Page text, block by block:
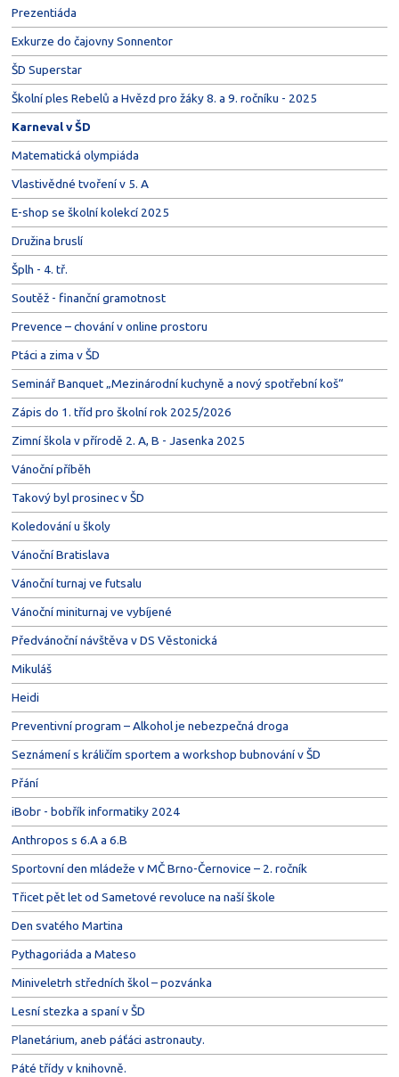
Prezentiáda
Exkurze do čajovny Sonnentor
ŠD Superstar
Školní ples Rebelů a Hvězd pro žáky 8. a 9. ročníku - 2025
Karneval v ŠD
Matematická olympiáda
Vlastivědné tvoření v 5. A
E-shop se školní kolekcí 2025
Družina bruslí
Šplh - 4. tř.
Soutěž - finanční gramotnost
Prevence – chování v online prostoru
Ptáci a zima v ŠD
Seminář Banquet „Mezinárodní kuchyně a nový spotřební koš“
Zápis do 1. tříd pro školní rok 2025/2026
Zimní škola v přírodě 2. A, B - Jasenka 2025
Vánoční příběh
Takový byl prosinec v ŠD
Koledování u školy
Vánoční Bratislava
Vánoční turnaj ve futsalu
Vánoční miniturnaj ve vybíjené
Předvánoční návštěva v DS Věstonická
Mikuláš
Heidi
Preventivní program – Alkohol je nebezpečná droga
Seznámení s králičím sportem a workshop bubnování v ŠD
Přání
iBobr - bobřík informatiky 2024
Anthropos s 6.A a 6.B
Sportovní den mládeže v MČ Brno-Černovice – 2. ročník
Třicet pět let od Sametové revoluce na naší škole
Den svatého Martina
Pythagoriáda a Mateso
Miniveletrh středních škol – pozvánka
Lesní stezka a spaní v ŠD
Planetárium, aneb páťáci astronauty.
Páté třídy v knihovně.